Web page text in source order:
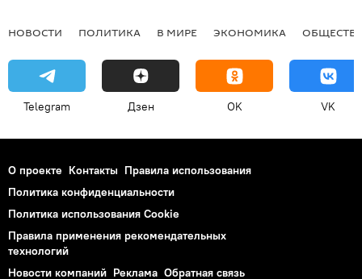
НОВОСТИ ПОЛИТИКА В МИРЕ ЭКОНОМИКА
Telegram Дзен OK VK
О проекте Контакты Правила использования
Политика конфиденциальности
Политика использования Cookie
Правила применения рекомендательных
технологий
Новости компаний Реклама Обратная связь